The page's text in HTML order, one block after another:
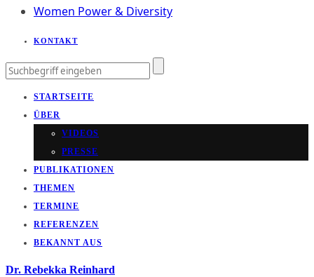
Women Power & Diversity
KONTAKT
STARTSEITE
ÜBER
VIDEOS
PRESSE
PUBLIKATIONEN
THEMEN
TERMINE
REFERENZEN
BEKANNT AUS
Dr. Rebekka Reinhard